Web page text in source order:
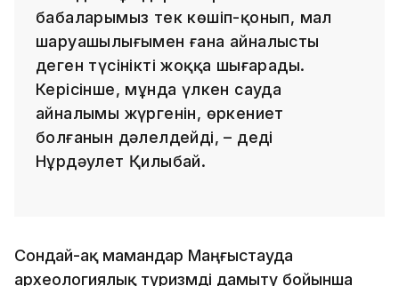
бабаларымыз тек көшіп-қонып, мал
шаруашылығымен ғана айналысты
деген түсінікті жоққа шығарады.
Керісінше, мұнда үлкен сауда
айналымы жүргенін, өркениет
болғанын дәлелдейді, – деді
Нұрдәулет Қилыбай.
Сондай-ақ мамандар Маңғыстауда
археологиялық туризмді дамыту бойынша